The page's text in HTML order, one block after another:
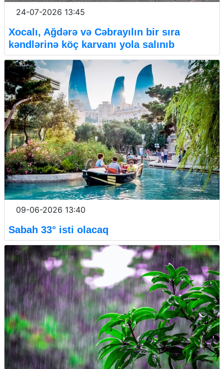
24-07-2026 13:45
Xocalı, Ağdərə və Cəbrayılın bir sıra
kəndlərinə köç karvanı yola salınıb
09-06-2026 13:40
Sabah 33° isti olacaq